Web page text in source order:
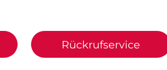
Rückrufservice